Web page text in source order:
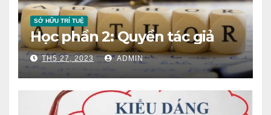
SỞ HỮU TRÍ TUỆ
Học phần 2: Quyền tác giả
TH5 27, 2023 ADMIN